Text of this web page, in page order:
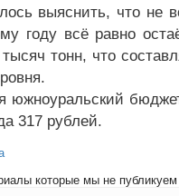
выяснить, что не
году всё равно
тонн, что
317 рублей.
которые мы не